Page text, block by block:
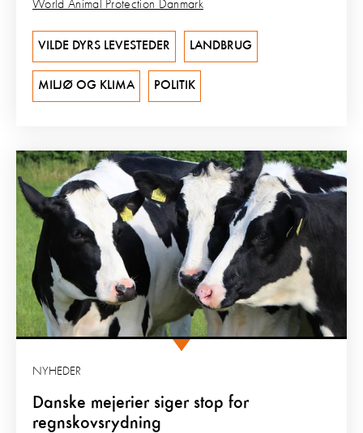
World Animal Protection Danmark
VILDE DYRS LEVESTEDER LANDBRUG
MILJØ OG KLIMA POLITIK
Danske mejerier siger stop for
regnskovsrydning
NYHEDER